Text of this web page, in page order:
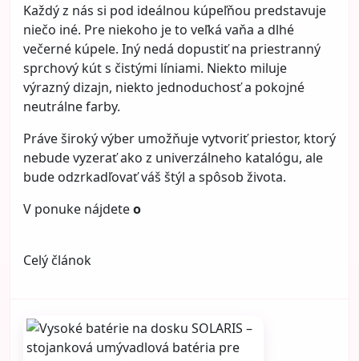
Každý z nás si pod ideálnou kúpeľňou predstavuje
niečo iné. Pre niekoho je to veľká vaňa a dlhé
večerné kúpele. Iný nedá dopustiť na priestranný
sprchový kút s čistými líniami. Niekto miluje
výrazný dizajn, niekto jednoduchosť a pokojné
neutrálne farby.
Práve široký výber umožňuje vytvoriť priestor, ktorý
nebude vyzerať ako z univerzálneho katalógu, ale
bude odzrkadľovať váš štýl a spôsob života.
V ponuke nájdeteo
Celý článok